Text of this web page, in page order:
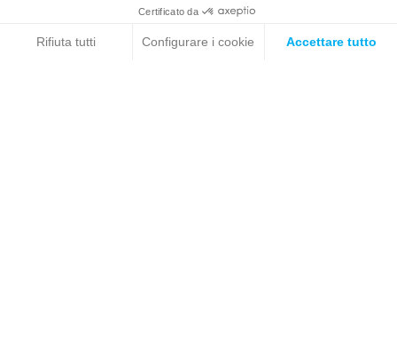
Materiale marketingCertificato da
Rifiuta tutti Configurare i cookie Accettare tutto